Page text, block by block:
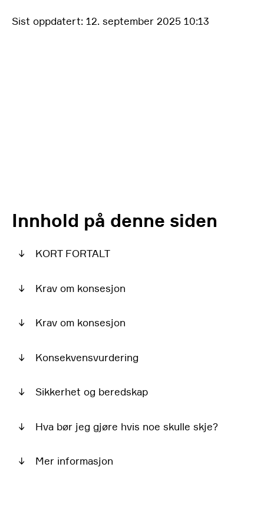
Sist oppdatert: 12. september 2025 10:13
Innhold på denne siden
↓ KORT FORTALT
↓ Krav om konsesjon
↓ Krav om konsesjon
↓ Konsekvensvurdering
↓ Sikkerhet og beredskap
↓ Hva bør jeg gjøre hvis noe skulle skje?
↓ Mer informasjon